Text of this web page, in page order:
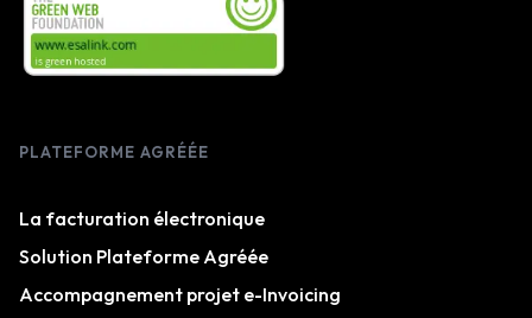
PLATEFORME AGRÉÉE
La facturation électronique
Solution Plateforme Agréée
Accompagnement projet e-Invoicing